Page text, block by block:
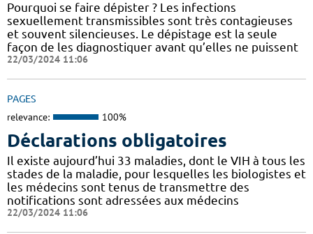
Pourquoi se faire dépister ? Les infections
sexuellement transmissibles sont très contagieuses
et souvent silencieuses. Le dépistage est la seule
façon de les diagnostiquer avant qu’elles ne puissent
22/03/2024 11:06
PAGES
relevance: 100%
Déclarations obligatoires
Il existe aujourd’hui 33 maladies, dont le VIH à tous les
stades de la maladie, pour lesquelles les biologistes et
les médecins sont tenus de transmettre des
notifications sont adressées aux médecins
22/03/2024 11:06